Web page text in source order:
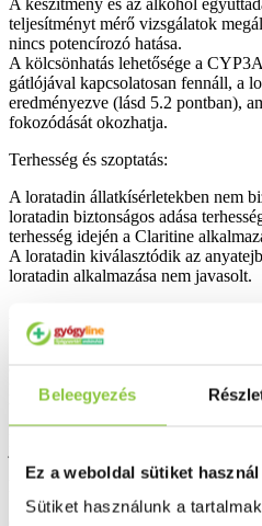
Beleegyezés
Ez a weboldal sütiket használ
Sütiket használunk a
A készítmény és az alkohol
teljesítményt mérő vizsgálatok
nincs potencírozó hatása.
A kölcsönhatás lehetősége a
gátlójával kapcsolatosan fennáll, a
eredményezve (lásd 5.2 pontban),
fokozódását okozhatja.
Terhesség és szoptatás:
A loratadin állatkísérletekben nem
loratadin biztonságos adása
terhesség idején a Claritine
A loratadin kiválasztódik az
loratadin alkalmazása nem javasolt.
üzemeltetéséhez szükséges
képességeket vizsgálták, nem
betegeknél. Mindazonáltal a
nagyon ritkán egyesek álmosságot